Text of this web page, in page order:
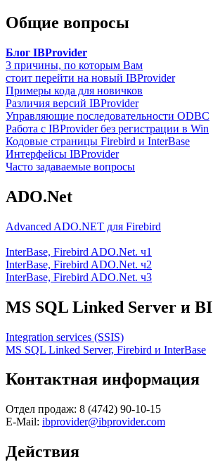
Общие вопросы
Блог IBProvider
3 причины, по которым Вам
стоит перейти на новый IBProvider
Примеры кода для новичков
Различия версий IBProvider
Управляющие последовательности ODBC
Работа с IBProvider без регистрации в Win
Кодовые страницы Firebird и InterBase
Интерфейсы IBProvider
Часто задаваемые вопросы
ADO.Net
Advanced ADO.NET для Firebird
InterBase, Firebird ADO.Net. ч1
InterBase, Firebird ADO.Net. ч2
InterBase, Firebird ADO.Net. ч3
MS SQL Linked Server и BI
Integration services (SSIS)
MS SQL Linked Server, Firebird и InterBase
Контактная информация
Отдел продаж: 8 (4742) 90-10-15
E-Mail: ibprovider@ibprovider.com
Действия